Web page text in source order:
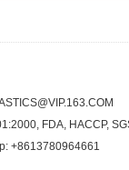
FDA, HACCP,
+8613780964661